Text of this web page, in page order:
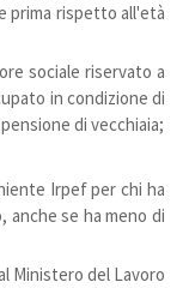
prima rispetto all'età
sociale riservato a
in condizione di
di vecchiaia;
Irpef per chi ha
anche se ha meno di
Ministero del Lavoro